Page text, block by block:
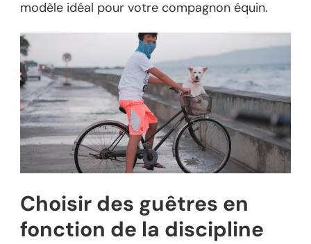
modèle idéal pour votre compagnon équin.
Choisir des guêtres en
fonction de la discipline